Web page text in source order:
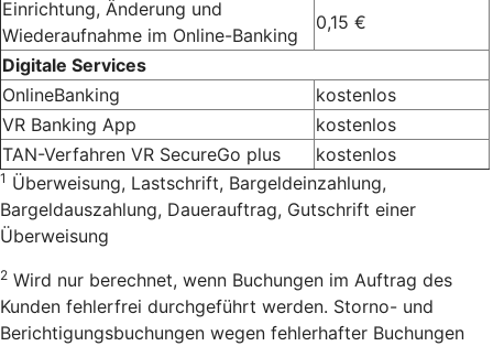
Einrichtung, Änderung und
Wiederaufnahme im Online-Banking
0,15 €
Digitale Services
OnlineBanking
kostenlos
VR Banking App
kostenlos
TAN-Verfahren VR SecureGo plus
kostenlos
1 Überweisung, Lastschrift, Bargeldeinzahlung,
Bargeldauszahlung, Dauerauftrag, Gutschrift einer
Überweisung
2 Wird nur berechnet, wenn Buchungen im Auftrag des
Kunden fehlerfrei durchgeführt werden. Storno- und
Berichtigungsbuchungen wegen fehlerhafter Buchungen